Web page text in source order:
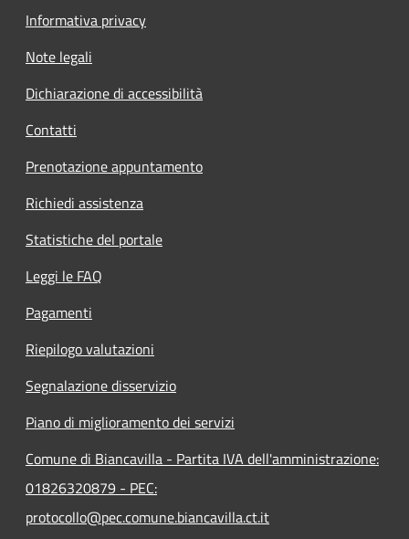
Informativa privacy
Note legali
Dichiarazione di accessibilità
Contatti
Prenotazione appuntamento
Richiedi assistenza
Statistiche del portale
Leggi le FAQ
Pagamenti
Riepilogo valutazioni
Segnalazione disservizio
Piano di miglioramento dei servizi
Comune di Biancavilla - Partita IVA dell'amministrazione:
01826320879 - PEC:
protocollo@pec.comune.biancavilla.ct.it